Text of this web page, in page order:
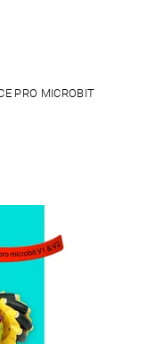
PRO MICROBIT